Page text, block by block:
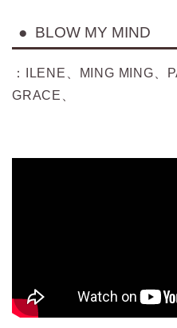
● BLOW MY MIND
：ILENE、MING MING、
GRACE、